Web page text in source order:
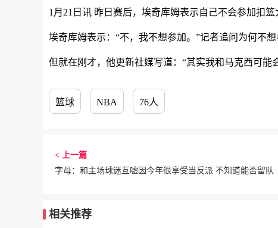
1月21日讯 昨日赛后，埃奇库姆表示自己不会参加扣篮
埃奇库姆表示：“不，我不想参加。”记者追问为何不
但就在刚才，他更新社媒写道：“其实我和马克西可能
篮球 NBA 76人
< 上一篇
字母：和主场球迷互嘘因今年很享受当反派 不知道能否留队
相关推荐